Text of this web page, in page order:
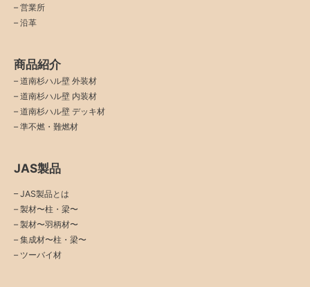
– 営業所
– 沿革
商品紹介
– 道南杉ハル壁 外装材
– 道南杉ハル壁 内装材
– 道南杉ハル壁 デッキ材
– 準不燃・難燃材
JAS製品
– JAS製品とは
– 製材〜柱・梁〜
– 製材〜羽柄材〜
– 集成材〜柱・梁〜
– ツーバイ材